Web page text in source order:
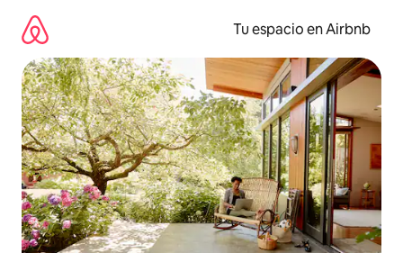
contenido
Tu espacio en Airbnb